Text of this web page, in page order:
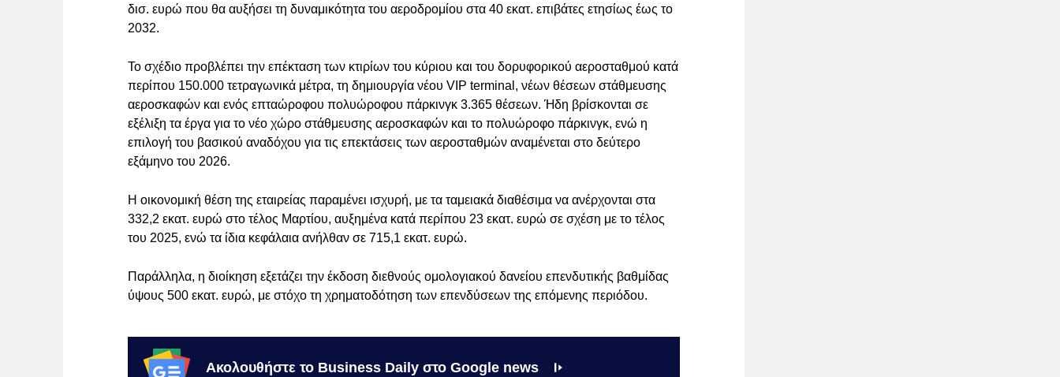
δισ. ευρώ που θα αυξήσει τη δυναμικότητα του αεροδρομίου στα 40 εκατ. επιβάτες ετησίως έως το
2032.
Το σχέδιο προβλέπει την επέκταση των κτιρίων του κύριου και του δορυφορικού αεροσταθμού κατά
περίπου 150.000 τετραγωνικά μέτρα, τη δημιουργία νέου VIP terminal, νέων θέσεων στάθμευσης
αεροσκαφών και ενός επταώροφου πολυώροφου πάρκινγκ 3.365 θέσεων. Ήδη βρίσκονται σε
εξέλιξη τα έργα για το νέο χώρο στάθμευσης αεροσκαφών και το πολυώροφο πάρκινγκ, ενώ η
επιλογή του βασικού αναδόχου για τις επεκτάσεις των αεροσταθμών αναμένεται στο δεύτερο
εξάμηνο του 2026.
Η οικονομική θέση της εταιρείας παραμένει ισχυρή, με τα ταμειακά διαθέσιμα να ανέρχονται στα
332,2 εκατ. ευρώ στο τέλος Μαρτίου, αυξημένα κατά περίπου 23 εκατ. ευρώ σε σχέση με το τέλος
του 2025, ενώ τα ίδια κεφάλαια ανήλθαν σε 715,1 εκατ. ευρώ.
Παράλληλα, η διοίκηση εξετάζει την έκδοση διεθνούς ομολογιακού δανείου επενδυτικής βαθμίδας
ύψους 500 εκατ. ευρώ, με στόχο τη χρηματοδότηση των επενδύσεων της επόμενης περιόδου.
Ακολουθήστε το Business Daily στο Google news